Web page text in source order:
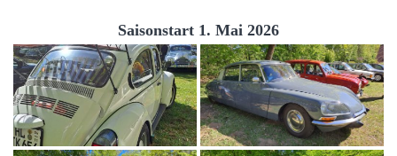
Saisonstart 1. Mai 2026